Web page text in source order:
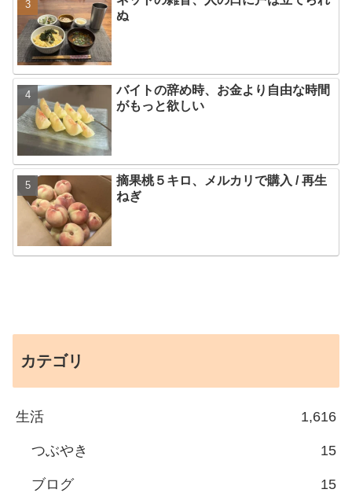
ぬ
バイトの辞め時、お金より自由な時間
がもっと欲しい
摘果桃５キロ、メルカリで購入 / 再生
ねぎ
カテゴリ
生活 1,616
つぶやき 15
ブログ 15